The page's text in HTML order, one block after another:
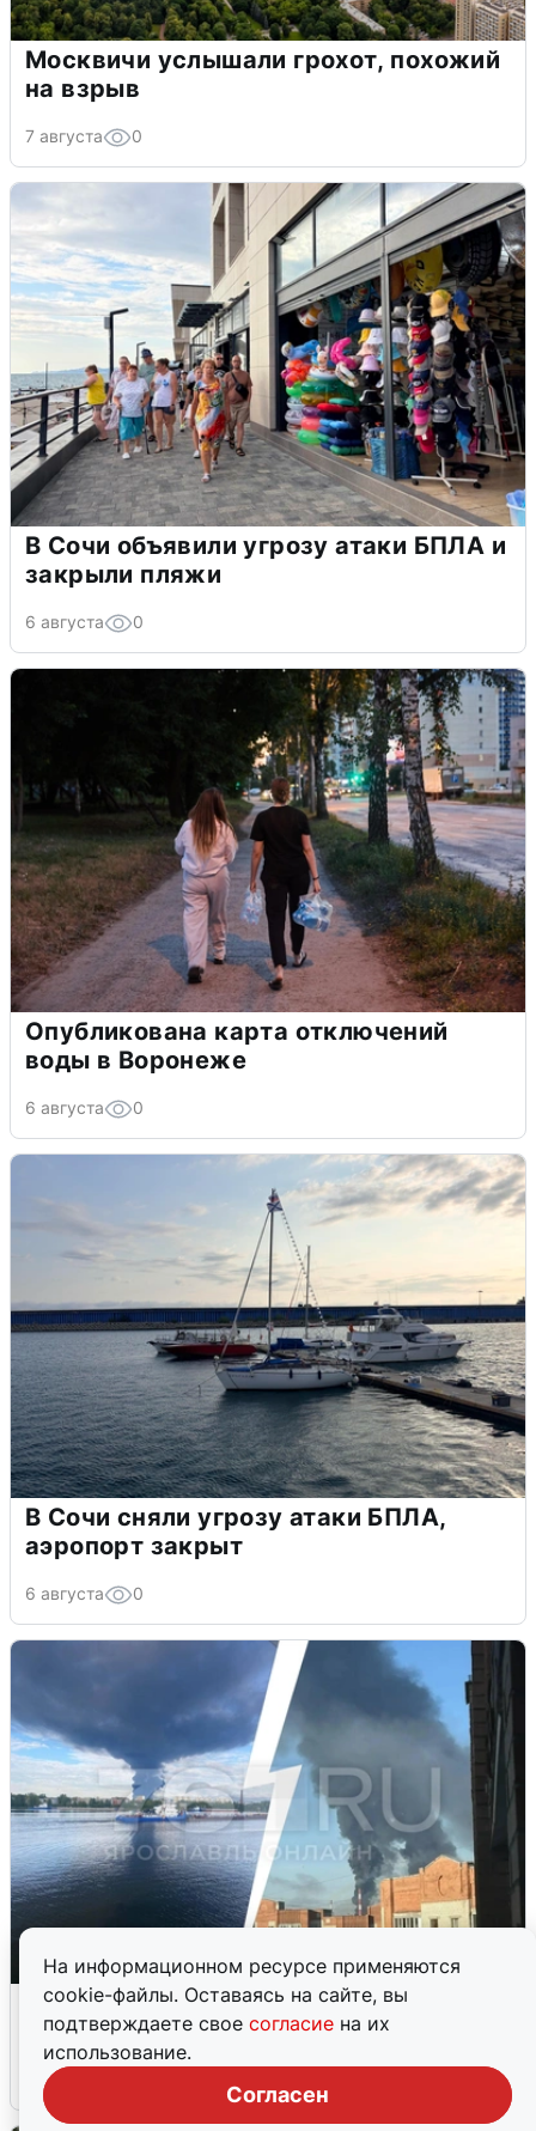
На информационном ресурсе применяются
cookie-файлы. Оставаясь на сайте, вы
подтверждаете свое согласие на их
использование.
Согласен
Москвичи услышали грохот, похожий
на взрыв
7 августа 0
В Сочи объявили угрозу атаки БПЛА и
закрыли пляжи
6 августа 0
Опубликована карта отключений
воды в Воронеже
6 августа 0
В Сочи сняли угрозу атаки БПЛА,
аэропорт закрыт
6 августа 0
Ночная атака БПЛА на Ярославль:
попадания и последствия
6 августа